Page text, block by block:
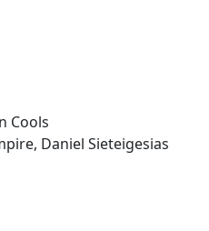
Cools
Daniel Sieteigesias